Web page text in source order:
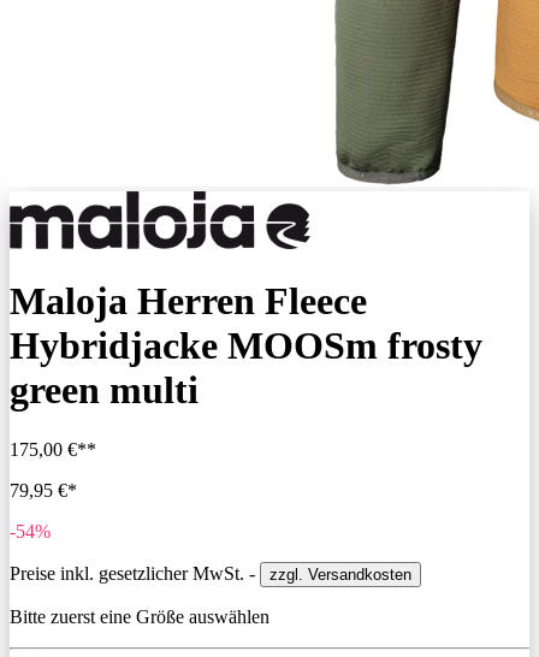
Maloja Herren Fleece
Hybridjacke MOOSm frosty
green multi
175,00 €**
79,95 €*
-54%
Preise inkl. gesetzlicher MwSt. - zzgl. Versandkosten
Bitte zuerst eine Größe auswählen